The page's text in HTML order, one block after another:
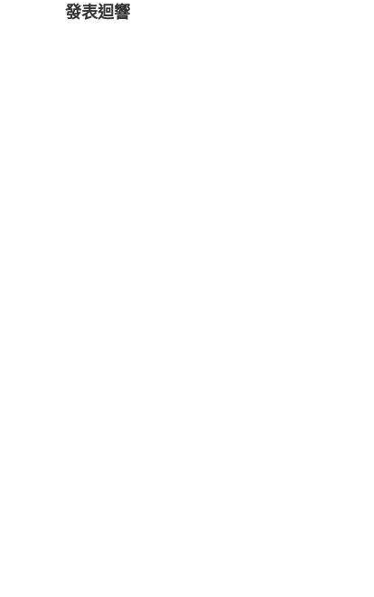
發表迴響